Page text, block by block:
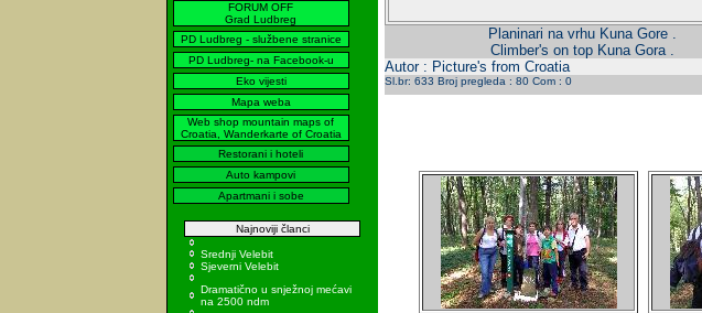
FORUM OFF
Grad Ludbreg
PD Ludbreg - službene stranice
PD Ludbreg- na Facebook-u
Eko vijesti
Mapa weba
Web shop mountain maps of
Croatia, Wanderkarte of Croatia
Restorani i hoteli
Auto kampovi
Apartmani i sobe
Najnoviji članci
Srednji Velebit
Sjeverni Velebit
Dramatično u snježnoj mećavi
na 2500 ndm
Planinari na vrhu Kuna Gore .
Climber's on top Kuna Gora .
Autor : Picture's from Croatia
Sl.br: 633 Broj pregleda : 80 Com : 0